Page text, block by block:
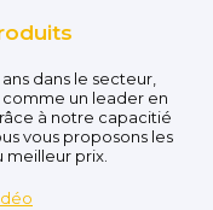
dans le secteur,
comme un leader en
à notre capacitié
vous proposons les
prix.